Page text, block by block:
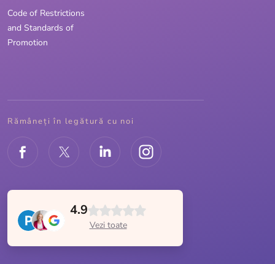
Code of Restrictions
and Standards of
Promotion
Rămâneți în legătură cu noi
4.9
Vezi toate